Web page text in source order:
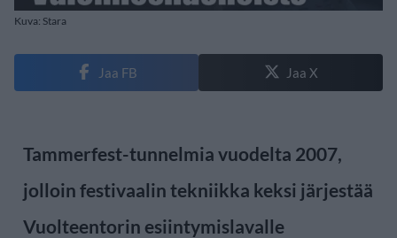
Kuva: Stara
Jaa FB Jaa X
Tammerfest-tunnelmia vuodelta 2007,
jolloin festivaalin tekniikka keksi järjestää
Vuolteentorin esiintymislavalle